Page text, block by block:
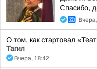
Спасибо,
О том, как стартовал
Тагил
Вчера, 18:42